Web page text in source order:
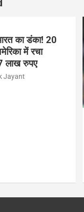
का डंका! 20
में रचा
लाख रुपए
Jayant